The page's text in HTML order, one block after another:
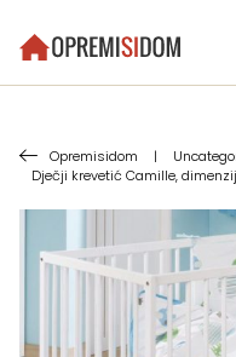
Opremisidom |
Dječji krevetić Camille,